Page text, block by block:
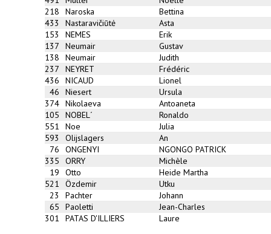
218
Naroska
Bettina
433
Nastaravičiūtė
Asta
153
NEMES
Erik
137
Neumair
Gustav
138
Neumair
Judith
237
NEYRET
Frédéric
436
NICAUD
Lionel
46
Niesert
Ursula
374 Nikolaeva
Antoaneta
105
NOBEL´
Ronaldo
551
Noe
Julia
593
Olijslagers
An
76
ONGENYI
NGONGO PATRICK
335
ORRY
Michèle
19
Otto
Heide Martha
521
Özdemir
Utku
23
Pachter
Johann
65
Paoletti
Jean-Charles
301
PATAS D'ILLIERS Laure